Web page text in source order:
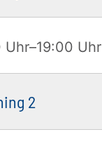
Uhr–19:00 Uhr
2